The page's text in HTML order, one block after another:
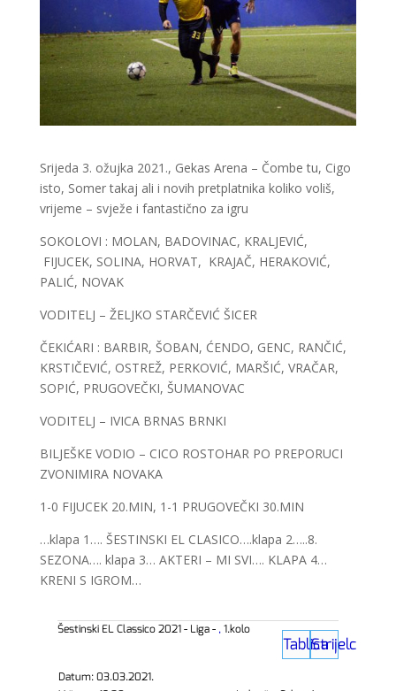
Srijeda 3. ožujka 2021., Gekas Arena – Čombe tu, Cigo
isto, Somer takaj ali i novih pretplatnika koliko voliš,
vrijeme – svježe i fantastično za igru
SOKOLOVI : MOLAN, BADOVINAC, KRALJEVIĆ,
FIJUCEK, SOLINA, HORVAT, KRAJAČ, HERAKOVIĆ,
PALIĆ, NOVAK
VODITELJ – ŽELJKO STARČEVIĆ ŠICER
ČEKIĆARI : BARBIR, ŠOBAN, ĆENDO, GENC, RANČIĆ,
KRSTIČEVIĆ, OSTREŽ, PERKOVIĆ, MARŠIĆ, VRAČAR,
SOPIĆ, PRUGOVEČKI, ŠUMANOVAC
VODITELJ – IVICA BRNAS BRNKI
BILJEŠKE VODIO – CICO ROSTOHAR PO PREPORUCI
ZVONIMIRA NOVAKA
1-0 FIJUCEK 20.MIN, 1-1 PRUGOVEČKI 30.MIN
…klapa 1…. ŠESTINSKI EL CLASICO….klapa 2…..8.
SEZONA…. klapa 3… AKTERI – MI SVI…. KLAPA 4…
KRENI S IGROM…